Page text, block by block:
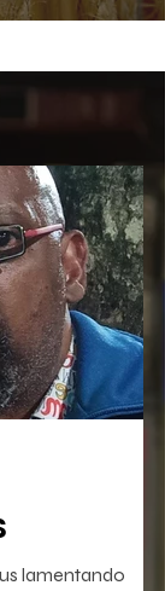
de nós.
lamentando